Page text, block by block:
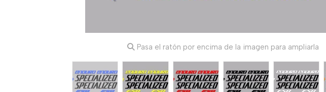
Pasa el ratón por encima de la imagen para ampliarla